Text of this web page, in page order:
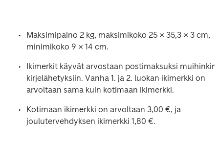
Maksimipaino 2 kg, maksimikoko 25 × 35,3 × 3 cm,
minimikoko 9 × 14 cm.
Ikimerkit käyvät arvostaan postimaksuksi muihinkin
kirjelähetyksiin. Vanha 1. ja 2. luokan ikimerkki on
arvoltaan sama kuin kotimaan ikimerkki.
Kotimaan ikimerkki on arvoltaan 3,00 €, ja
joulutervehdyksen ikimerkki 1,80 €.